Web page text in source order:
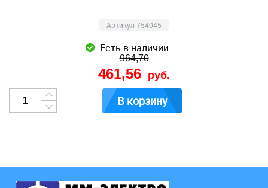
Артикул 754045
Есть в наличии
964,70
461,56 руб.
В корзину